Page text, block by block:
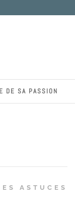
DE SA PASSION
ASTUCES